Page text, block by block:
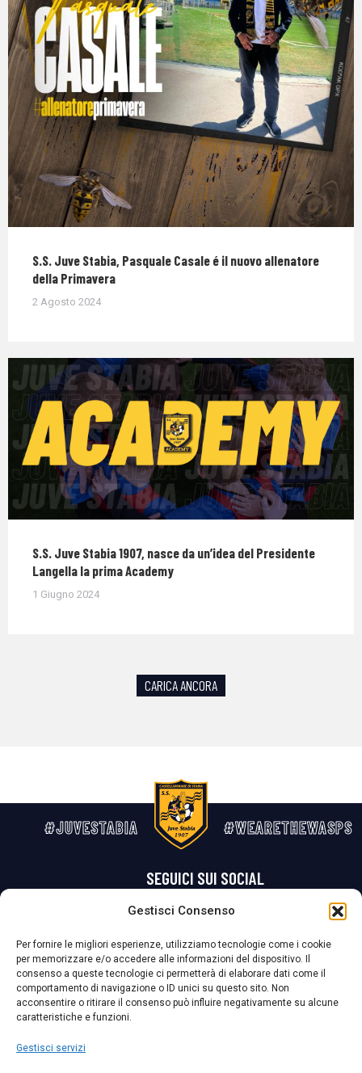
Gestisci Consenso
Per fornire le migliori esperienze, utilizziamo tecnologie come i cookie
per memorizzare e/o accedere alle informazioni del dispositivo. Il
consenso a queste tecnologie ci permetterà di elaborare dati come il
comportamento di navigazione o ID unici su questo sito. Non
acconsentire o ritirare il consenso può influire negativamente su alcune
caratteristiche e funzioni.
Gestisci servizi
S.S. Juve Stabia, Pasquale Casale é il nuovo allenatore
della Primavera
2 Agosto 2024
S.S. Juve Stabia 1907, nasce da un’idea del Presidente
Langella la prima Academy
1 Giugno 2024
CARICA ANCORA
#JUVESTABIA #WEARETHEWASPS
SEGUICI SUI SOCIAL
La Società ha nominato il Responsabile della Protezione dei Dati Personali (DPO), figura specializzata che vigila sulle modalità adottate dalla
nostra Società per tutelare i Suoi dati personali.